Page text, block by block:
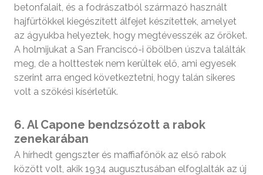
betonfalait, és a fodrászatból származó használt
hajfürtökkel kiegészített álfejet készítettek, amelyet
az ágyukba helyeztek, hogy megtévesszék az őröket.
A holmijukat a San Franciscó-i öbölben úszva találták
meg, de a holttestek nem kerültek elő, ami egyesek
szerint arra enged következtetni, hogy talán sikeres
volt a szökési kísérletük.
6. Al Capone bendzsózott a rabok
zenekarában
A hírhedt gengszter és maffiafőnök az első rabok
között volt, akik 1934 augusztusában elfoglalták az új